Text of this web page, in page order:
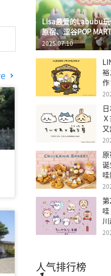
Lisa最爱的Labubu
原宿、涩谷POP
2025.07.10
商
人气排行榜